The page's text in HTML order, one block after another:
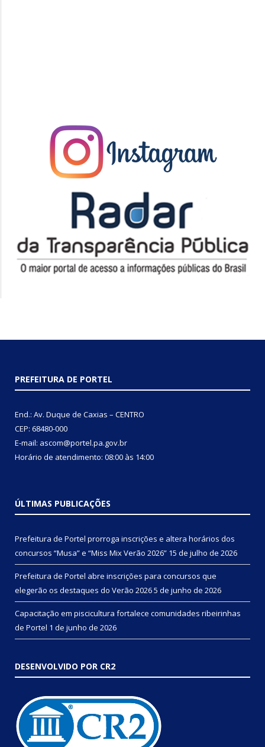
PREFEITURA DE PORTEL
End.: Av. Duque de Caxias – CENTRO
CEP: 68480-000
E-mail: ascom@portel.pa.gov.br
Horário de atendimento: 08:00 às 14:00
ÚLTIMAS PUBLICAÇÕES
Prefeitura de Portel prorroga inscrições e altera horários dos
concursos “Musa” e “Miss Mix Verão 2026” 15 de julho de 2026
Prefeitura de Portel abre inscrições para concursos que
elegerão os destaques do Verão 20265 de junho de 2026
Capacitação em piscicultura fortalece comunidades ribeirinhas
de Portel 1 de junho de 2026
DESENVOLVIDO POR CR2